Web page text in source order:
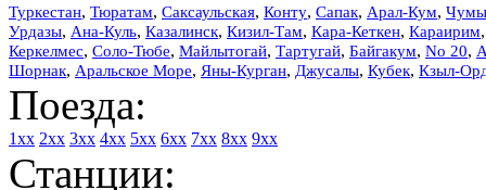
Туркестан, Тюратам, Саксаульская, Конту, Сапак, Арал-Кум,
Урдазы, Ана-Куль, Казалинск, Кизил-Там, Кара-Кеткен, Караирим
Керкелмес, Соло-Тюбе, Майлытогай, Тартугай, Байгакум, No 20,
Шорнак, Аральское Море, Яны-Курган, Джусалы, Кубек, Кзыл-
Поезда:
1xx 2xx 3xx 4xx 5xx 6xx 7xx 8xx 9xx
Станции: